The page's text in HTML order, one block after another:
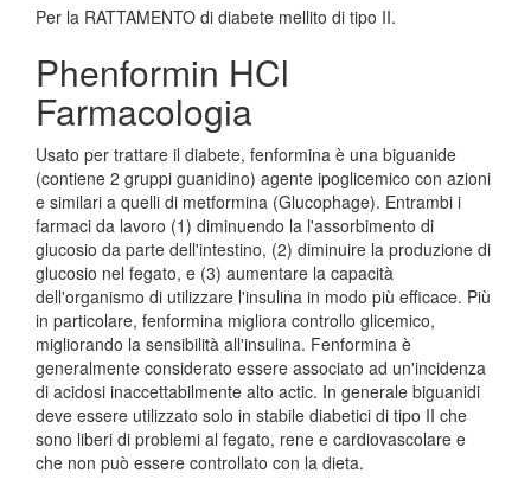
Per la RATTAMENTO di diabete mellito di tipo II.
Phenformin HCl
Farmacologia
Usato per trattare il diabete, fenformina è una biguanide
(contiene 2 gruppi guanidino) agente ipoglicemico con azioni
e similari a quelli di metformina (Glucophage). Entrambi i
farmaci da lavoro (1) diminuendo la l'assorbimento di
glucosio da parte dell'intestino, (2) diminuire la produzione di
glucosio nel fegato, e (3) aumentare la capacità
dell'organismo di utilizzare l'insulina in modo più efficace. Più
in particolare, fenformina migliora controllo glicemico,
migliorando la sensibilità all'insulina. Fenformina è
generalmente considerato essere associato ad un'incidenza
di acidosi inaccettabilmente alto actic. In generale biguanidi
deve essere utilizzato solo in stabile diabetici di tipo II che
sono liberi di problemi al fegato, rene e cardiovascolare e
che non può essere controllato con la dieta.